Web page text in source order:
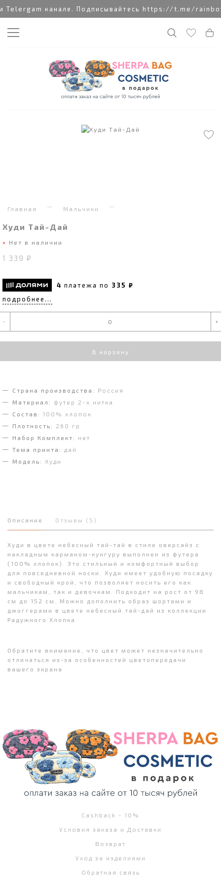
канале. Подписывайтесь https://t.me/
Главная Мальчики
Худи Тай-Дай
Нет в наличии
1 339 ₽
4 платежа по 335 ₽
подробнее...
- +
В корзину
Страна производства:
Россия
Материал:
футер 2-х нитка
Состав: 100% хлопок
Плотность:
260 гр
Набор Комплект:
нет
Тема принта:
дай
Модель:
Худи
Описание Отзывы (5)
Худи в цвете небесный тай-тай в стиле оверсайз с
накладным карманом-кунгуру выполнен из футера
(100% хлопок). Это стильный и комфортный выбор
для повседневной носки. Худи имеет удобную посадку
и свободный крой, что позволяет носить его как
мальчикам, так и девочкам. Подходит на рост от 98
см до 152 см. Можно дополнить образ шортами и
джоггерами в цвете небесный тай-дай из коллекции
Радужного Хлопка
Обратите внимание, что цвет может незначительно
отличаться из-за особенностей цветопередачи
вашего экрана
Cashback - 10%
Условия заказа и Доставки
Возврат
Уход за изделиями
Обратная связь